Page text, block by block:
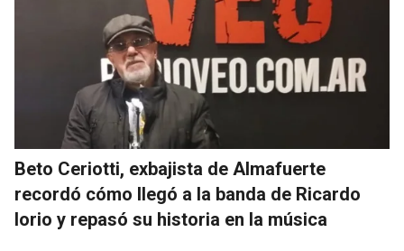
Beto Ceriotti, exbajista de Almafuerte
recordó cómo llegó a la banda de Ricardo
Iorio y repasó su historia en la música